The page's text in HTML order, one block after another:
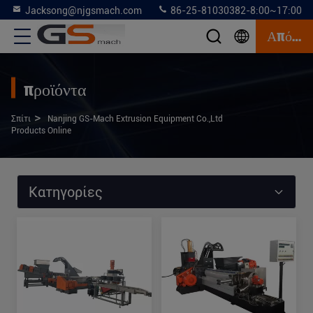
Jacksong@njgsmach.com 86-25-81030382-8:00~17:00
Απόσπασμα
προϊόντα
Σπίτι >
Nanjing GS-Mach Extrusion Equipment Co.,Ltd
Products Online
Κατηγορίες